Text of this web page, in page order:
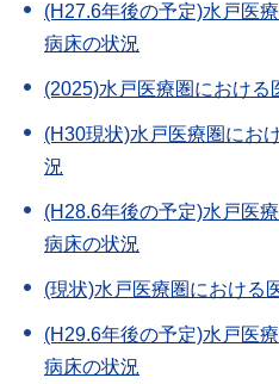
(H27.6年後の予定)水戸医
病床の状況
(2025)水戸医療圏におけ
(H30現状)水戸医療圏にお
況
(H28.6年後の予定)水戸医
病床の状況
(現状)水戸医療圏における
(H29.6年後の予定)水戸医
病床の状況